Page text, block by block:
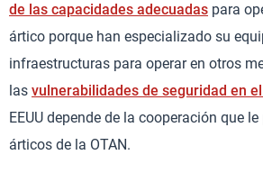
de las capacidades adecuadas para
ártico porque han especializado su
infraestructuras para operar en otros
las vulnerabilidades de seguridad en
EEUU depende de la cooperación que
árticos de la OTAN.